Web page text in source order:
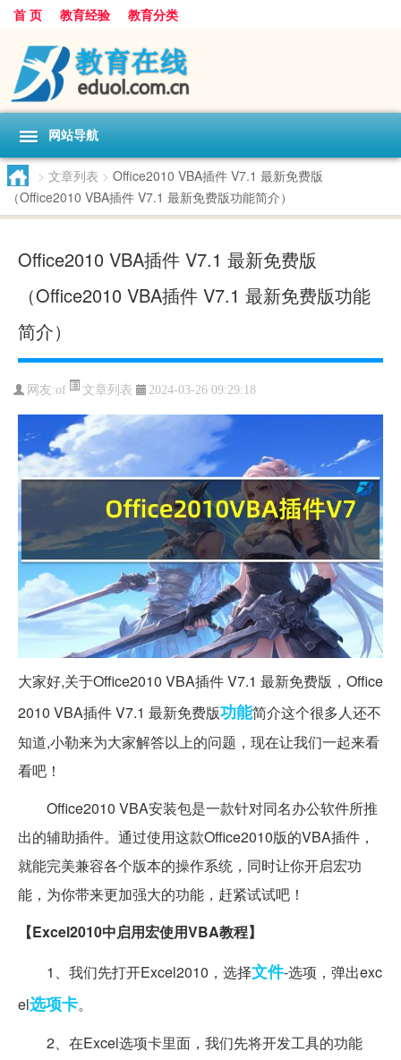
首 页 教育经验 教育分类
网站导航
> 文章列表 > Office2010 VBA插件 V7.1 最新免费版
（Office2010 VBA插件 V7.1 最新免费版功能简介）
Office2010 VBA插件 V7.1 最新免费版
（Office2010 VBA插件 V7.1 最新免费版功能
简介）
网友:of 文章列表 2024-03-26 09:29:18
大家好,关于Office2010 VBA插件 V7.1 最新免费版，Office
2010 VBA插件 V7.1 最新免费版功能简介这个很多人还不
知道,小勒来为大家解答以上的问题，现在让我们一起来看
看吧！
Office2010 VBA安装包是一款针对同名办公软件所推
出的辅助插件。通过使用这款Office2010版的VBA插件，
就能完美兼容各个版本的操作系统，同时让你开启宏功
能，为你带来更加强大的功能，赶紧试试吧！
【Excel2010中启用宏使用VBA教程】
1、我们先打开Excel2010，选择文件-选项，弹出exc
el选项卡。
2、在Excel选项卡里面，我们先将开发工具的功能